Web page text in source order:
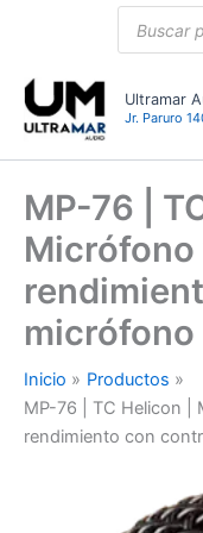
Ultramar
Jr. Paruro
MP-76 |
Micrófono
micrófono
Inicio
Productos
MP-76 | TC Helicon |
rendimiento con